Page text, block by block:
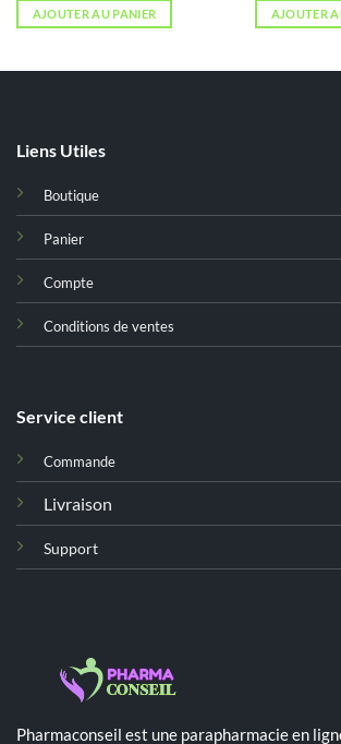
initial
était :
AJOUTER AU PANIER AJOUTER
Liens Utiles
Boutique
Panier
Compte
Conditions de ventes
Service client
Commande
Livraison
Support
Pharmaconseil est une parapharmacie en